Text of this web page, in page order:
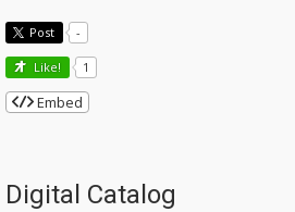
Post -
Like! 1
Embed
Digital Catalog